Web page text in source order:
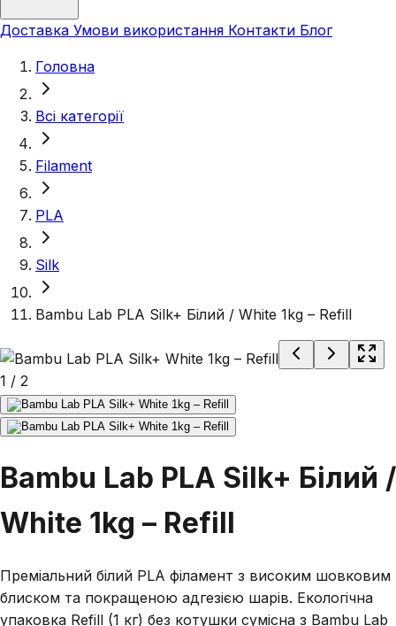
Доставка Умови використання Контакти Блог
Головна
Всі категорії
Filament
PLA
Silk
Bambu Lab PLA Silk+ Білий / White 1kg – Refill
1 / 2
Bambu Lab PLA Silk+ Білий /
White 1kg – Refill
Преміальний білий PLA філамент з високим шовковим
блиском та покращеною адгезією шарів. Екологічна
упаковка Refill (1 кг) без котушки сумісна з Bambu Lab